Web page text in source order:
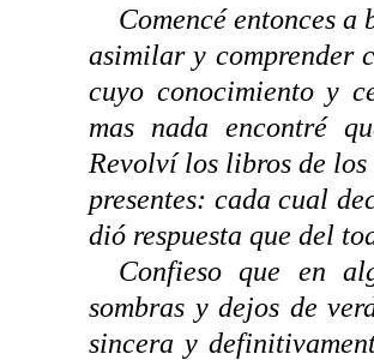
Comencé entonces
asimilar y comprender
cuyo conocimiento y
mas nada encontré
Revolví los libros de
presentes: cada cual
dió respuesta que del
Confieso que en
sombras y dejos de
sincera y